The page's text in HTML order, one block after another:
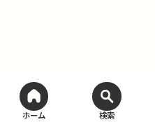
ホーム 検索